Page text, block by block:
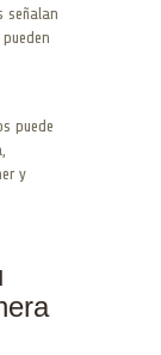
señalan
puede
y